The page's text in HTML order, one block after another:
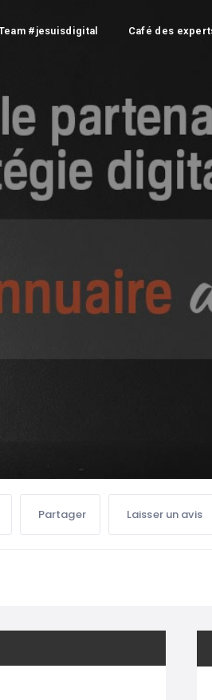
#jesuisdigital Café des
Partager Laisser un avis